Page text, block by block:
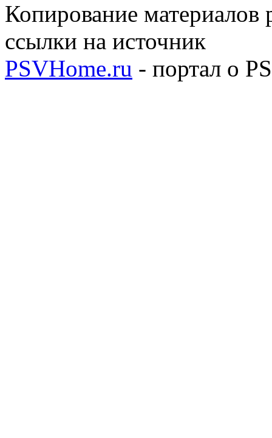
Копирование материалов
ссылки на источник
PSVHome.ru - портал о